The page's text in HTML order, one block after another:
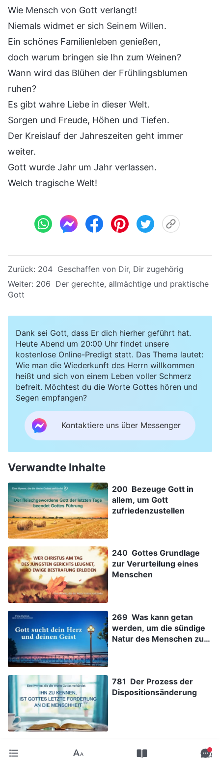
Wie Mensch von Gott verlangt!
Niemals widmet er sich Seinem Willen.
Ein schönes Familienleben genießen,
doch warum bringen sie Ihn zum Weinen?
Wann wird das Blühen der Frühlingsblumen
ruhen?
Es gibt wahre Liebe in dieser Welt.
Sorgen und Freude, Höhen und Tiefen.
Der Kreislauf der Jahreszeiten geht immer
weiter.
Gott wurde Jahr um Jahr verlassen.
Welch tragische Welt!
Zurück: 204 Geschaffen von Dir, Dir zugehörig
Weiter: 206 Der gerechte, allmächtige und praktische
Gott
Dank sei Gott, dass Er dich hierher geführt hat.
Heute Abend um 20:00 Uhr findet unsere
kostenlose Online-Predigt statt. Das Thema lautet:
Wie man die Wiederkunft des Herrn willkommen
heißt und sich von einem Leben voller Schmerz
befreit. Möchtest du die Worte Gottes hören und
Segen empfangen?
Kontaktiere uns über Messenger
Verwandte Inhalte
200 Bezeuge Gott in
allem, um Gott
zufriedenzustellen
240 Gottes Grundlage
zur Verurteilung eines
Menschen
269 Was kann getan
werden, um die sündige
Natur des Menschen zu
781 Der Prozess der
Dispositionsänderung